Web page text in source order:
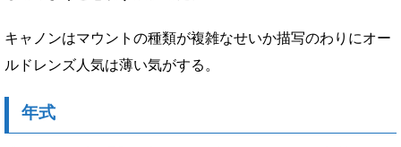
キャノンはマウントの種類が複雑なせいか描写のわりにオー
ルドレンズ人気は薄い気がする。
年式